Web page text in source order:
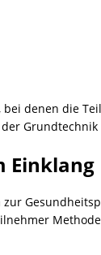
bei denen die
Einklang